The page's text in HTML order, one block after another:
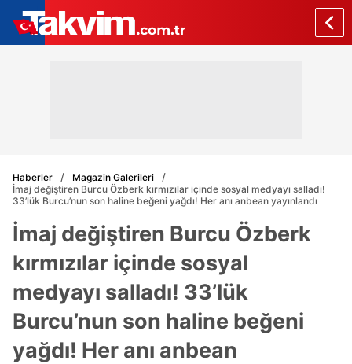
Haberler
Magazin Galerileri
İmaj değiştiren Burcu Özberk kırmızılar içinde sosyal medyayı salladı!
33’lük Burcu’nun son haline beğeni yağdı! Her anı anbean yayınlandı
İmaj değiştiren Burcu Özberk
kırmızılar içinde sosyal
medyayı salladı! 33’lük
Burcu’nun son haline beğeni
yağdı! Her anı anbean